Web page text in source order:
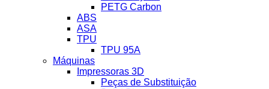
PETG Carbon
ABS
ASA
TPU
TPU 95A
Máquinas
Impressoras 3D
Peças de Substituição